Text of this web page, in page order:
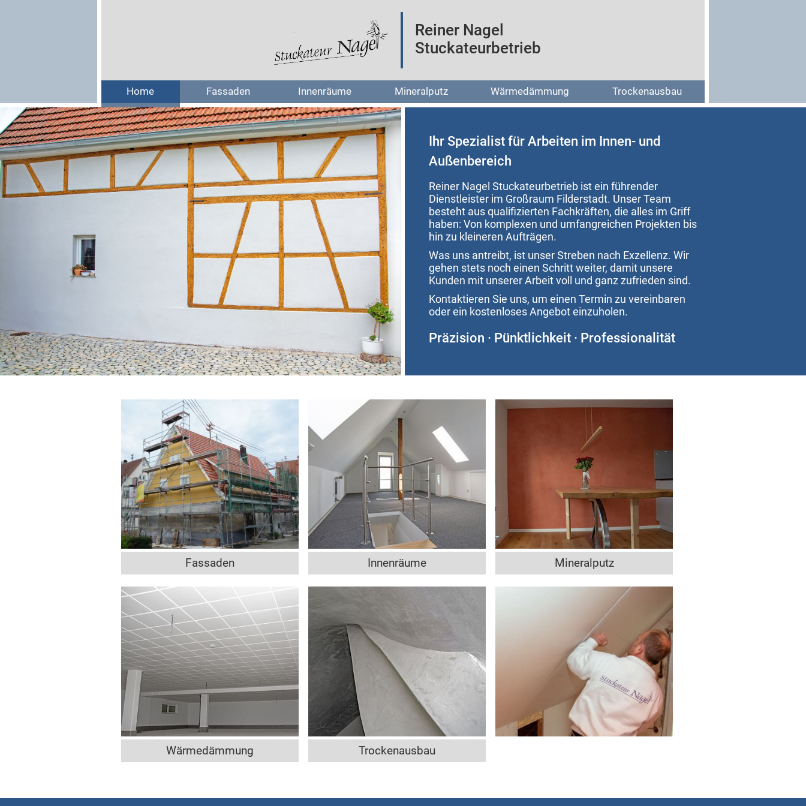
Reiner Nagel
Stuckateurbetrieb
Home Fassaden Innenräume Mineralputz Wärmedämmung Trockenausbau
Ihr Spezialist für Arbeiten im Innen- und
Außenbereich
Reiner Nagel Stuckateurbetrieb ist ein führender
Dienstleister im Großraum Filderstadt. Unser Team
besteht aus qualifizierten Fachkräften, die alles im Griff
haben: Von komplexen und umfangreichen Projekten bis
hin zu kleineren Aufträgen.
Was uns antreibt, ist unser Streben nach Exzellenz. Wir
gehen stets noch einen Schritt weiter, damit unsere
Kunden mit unserer Arbeit voll und ganz zufrieden sind.
Kontaktieren Sie uns, um einen Termin zu verein­­baren
oder ein kostenloses Angebot einzuholen.
Präzision · Pünktlichkeit · Professionalität
Fassaden Innenräume Mineralputz
Wärmedämmung Trockenausbau